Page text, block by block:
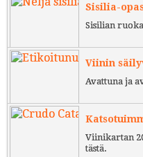
Sisilia-
Sisilian
Viinin
Avattuna ja
Viinikartan
tästä.